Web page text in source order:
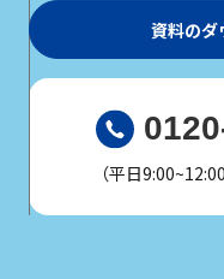
資料のダ
（平日